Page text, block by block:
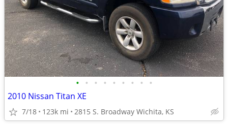
• • • • • • • • •
2010 Nissan Titan XE
7/18 123k mi 2815 S. Broadway Wichita, KS